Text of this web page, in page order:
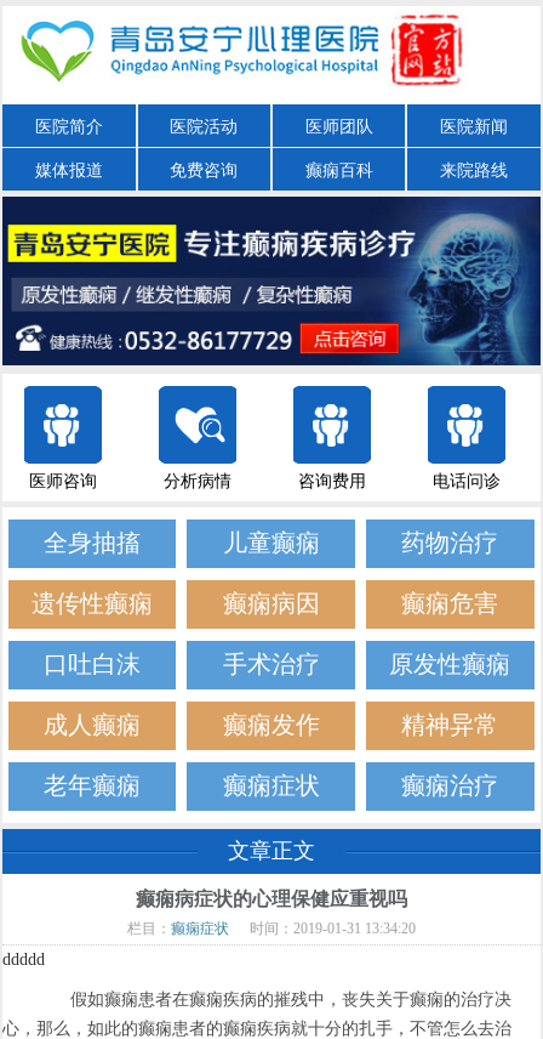
医院简介 医院活动 医师团队 医院新闻
媒体报道 免费咨询 癫痫百科 来院路线
医师咨询 分析病情 咨询费用 电话问诊
全身抽搐 儿童癫痫 药物治疗
遗传性癫痫 癫痫病因 癫痫危害
口吐白沫 手术治疗 原发性癫痫
成人癫痫 癫痫发作 精神异常
老年癫痫 癫痫症状 癫痫治疗
文章正文
癫痫病症状的心理保健应重视吗
栏目： 癫痫症状 时间：2019-01-31 13:34:20
ddddd
假如癫痫患者在癫痫疾病的摧残中，丧失关于癫痫的治疗决
心，那么，如此的癫痫患者的癫痫疾病就十分的扎手，不管怎么去治